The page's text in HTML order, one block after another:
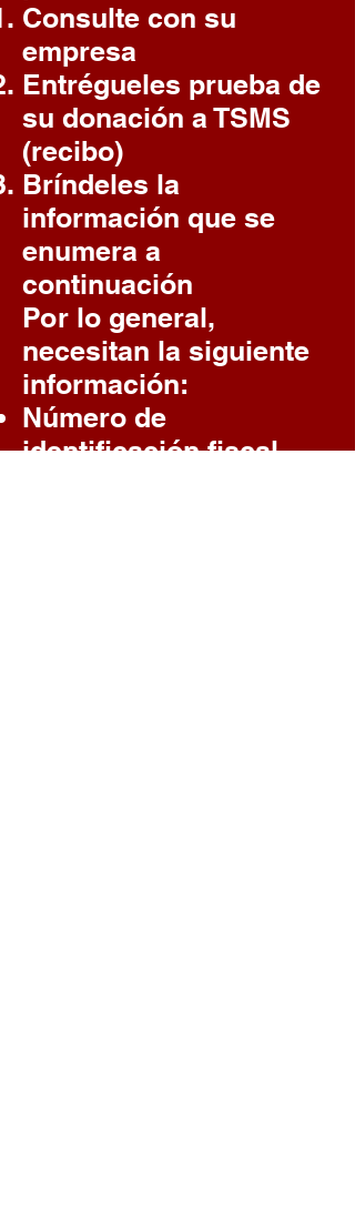
Consulte con su
empresa
Entrégueles prueba de
su donación a TSMS
(recibo)
Bríndeles la
información que se
enumera a
continuación
Por lo general,
necesitan la siguiente
información:
Número de
identificación fiscal